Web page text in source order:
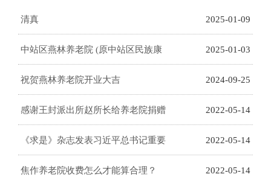
清真 2025-01-09
中站区燕林养老院 (原中站区民族康
复养老院)全新开业啦!
2025-01-03
祝贺燕林养老院开业大吉 2024-09-25
感谢王封派出所赵所长给养老院捐赠
物品
2022-05-14
《求是》杂志发表习近平总书记重要
文章《在庆祝中国共-产党成立100周
2022-05-14
焦作养老院收费怎么才能算合理？ 2022-05-14